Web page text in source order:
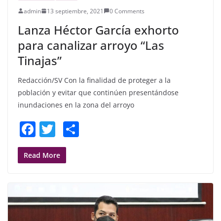
admin 13 septiembre, 2021 0 Comments
Lanza Héctor García exhorto
para canalizar arroyo “Las
Tinajas”
Redacción/SV Con la finalidad de proteger a la
población y evitar que continúen presentándose
inundaciones en la zona del arroyo
F
a
c
b
o
T
w
itt
Read More